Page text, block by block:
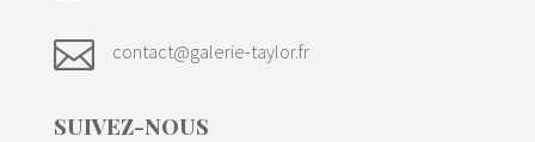
 contact@galerie-taylor.fr
SUIVEZ-NOUS